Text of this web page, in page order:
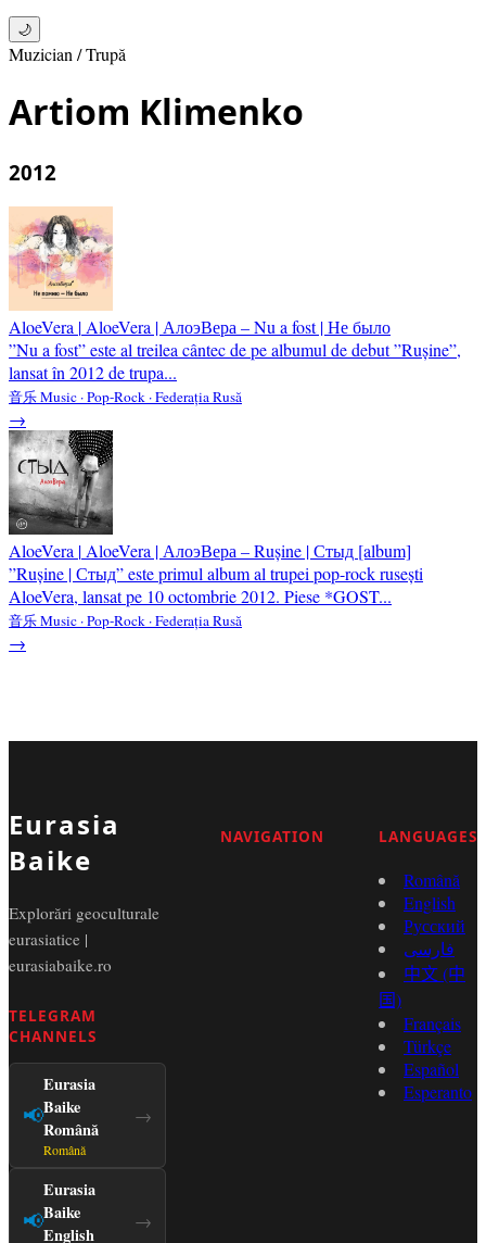
🌙
Muzician / Trupă
Artiom Klimenko
2012
AloeVera | AloeVera | АлоэВера – Nu a fost | Не было
”Nu a fost” este al treilea cântec de pe albumul de debut ”Rușine”,
lansat în 2012 de trupa...
音乐 Music · Pop-Rock · Federația Rusă
→
AloeVera | AloeVera | АлоэВера – Rușine | Стыд [album]
”Rușine | Стыд” este primul album al trupei pop-rock rusești
AloeVera, lansat pe 10 octombrie 2012. Piese *GOST...
音乐 Music · Pop-Rock · Federația Rusă
→
Eurasia
Baike
Explorări geoculturale
eurasiatice |
eurasiabaike.ro
TELEGRAM
CHANNELS
📢
Eurasia
Baike
Română
Română
→
📢
Eurasia
Baike
English
→
NAVIGATION LANGUAGES
Română
English
Русский
فارسی
中文 (中
国)
Français
Türkçe
Español
Esperanto